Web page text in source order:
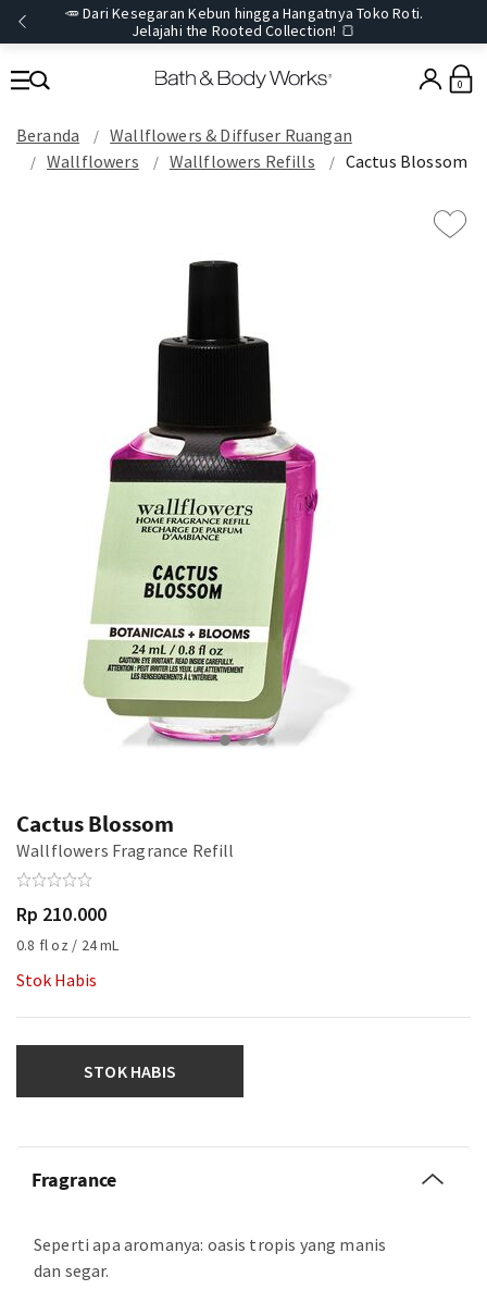
🥕 Dari Kesegaran Kebun hingga Hangatnya Toko Roti.
Jelajahi the Rooted Collection! 🍞
0
Beranda
Wallflowers & Diffuser Ruangan
Wallflowers
Wallflowers Refills Cactus Blossom
Cactus Blossom
Wallflowers Fragrance Refill
Rp 210.000
0.8 fl oz / 24 mL
Stok Habis
STOK HABIS
Fragrance
Seperti apa aromanya: oasis tropis yang manis
dan segar.